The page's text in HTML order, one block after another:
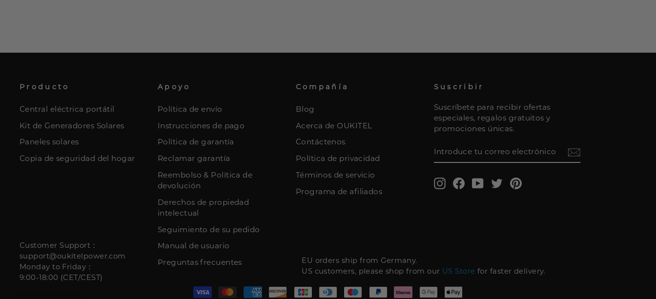
Producto
Central eléctrica portátil
Kit de Generadores Solares
Paneles solares
Copia de seguridad del hogar
Apoyo
Política de envío
Instrucciones de pago
Política de garantía
Reclamar garantía
Reembolso & Política de
devolución
Derechos de propiedad
intelectual
Seguimiento de su pedido
Manual de usuario
Preguntas frecuentes
Compañía
Blog
Acerca de OUKITEL
Contáctenos
Política de privacidad
Términos de servicio
Programa de afiliados
Suscribir
Suscríbete para recibir ofertas
especiales, regalos gratuitos y
promociones únicas.
TU
CORREO
InstagramFacebook
YouTube
TwitterPinterest
Customer Support：
support@oukitelpower.com
Monday to Friday：
9:00-18:00 (CET/CEST)
EU orders ship from Germany.
US customers, please shop from our US Store for faster delivery.